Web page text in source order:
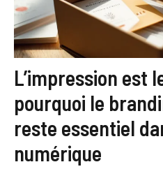
L’impression est
pourquoi le
reste essentiel
numérique